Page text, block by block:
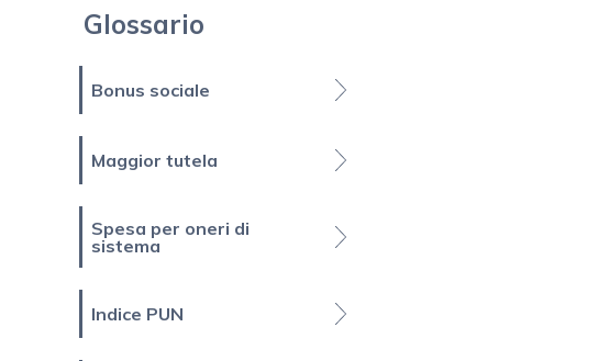
Glossario
Bonus sociale
Maggior tutela
Spesa per oneri di
sistema
Indice PUN